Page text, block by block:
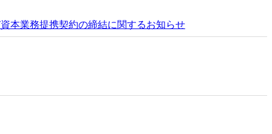
本業務提携契約の締結に関するお知らせ